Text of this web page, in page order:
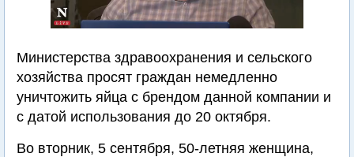
Министерства здравоохранения и сельского
хозяйства просят граждан немедленно
уничтожить яйца с брендом данной компании и
с датой использования до 20 октября.
Во вторник, 5 сентября, 50-летняя женщина,